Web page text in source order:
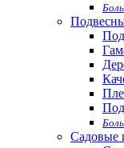
Садовые